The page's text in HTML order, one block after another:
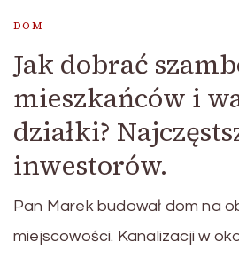
DOM
Jak dobrać
mieszkańców i
działki?
inwestorów.
Pan Marek budował dom na
miejscowości. Kanalizacji w